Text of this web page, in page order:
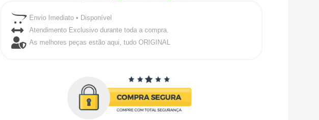
Envio Imediato • Disponível
Atendimento Exclusivo durante toda a compra.
As melhores peças estão aqui, tudo ORIGINAL